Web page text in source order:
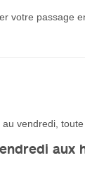
votre passage
vendredi,
aux